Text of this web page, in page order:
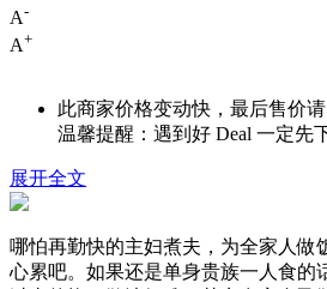
A-
A+
此商家价格变动快，最后售价
温馨提醒：遇到好 Deal 一定先
展开全文
哪怕再勤快的主妇煮夫，为全家人做
心累吧。如果还是单身贵族一人食的